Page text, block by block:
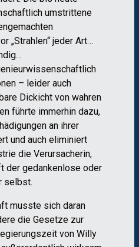
umstrittene
„Strahlen“ jeder Art…
– leider auch
Dickicht von wahren
führte immerhin dazu,
an ihrer
und auch eliminiert
die Verursacherin,
der gedankenlose oder
selbst.
musste sich daran
die Gesetze zur
von Willy